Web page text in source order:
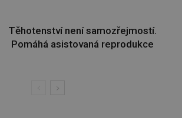
Těhotenství není samozřejmostí.
Pomáhá asistovaná reprodukce